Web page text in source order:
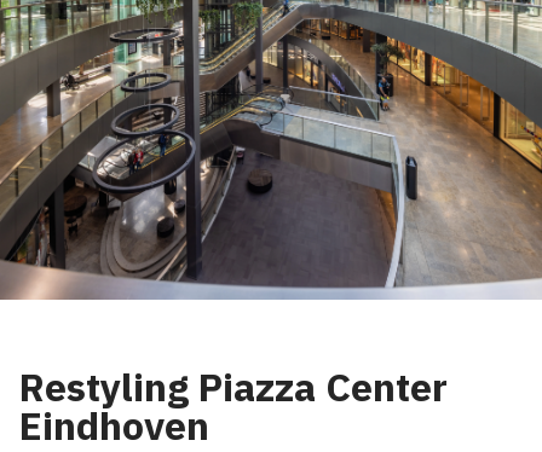
Restyling Piazza Center
Eindhoven